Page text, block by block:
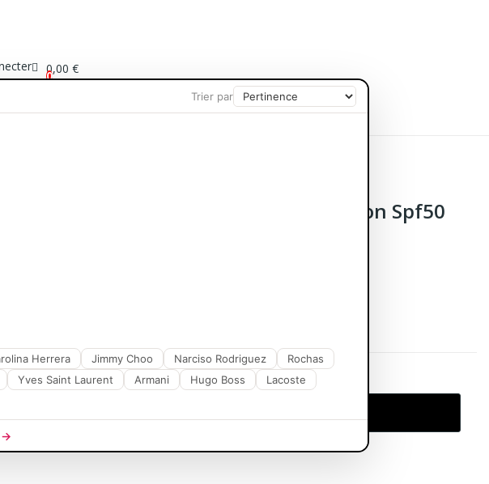
0,00 €
0
CORPS ET BAIN
SOIN CHEVEUX
Protect Crème Très Haute Protection Spf50
Trier par
Herrera Jimmy Choo Narciso Rodriguez
Rochas
Yves Saint Laurent Armani Hugo Boss
Lacoste
→